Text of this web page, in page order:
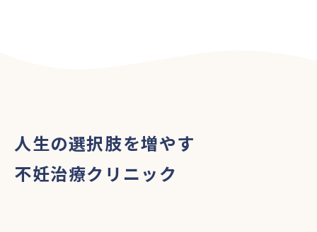
人生の選択肢を増やす
不妊治療クリニック